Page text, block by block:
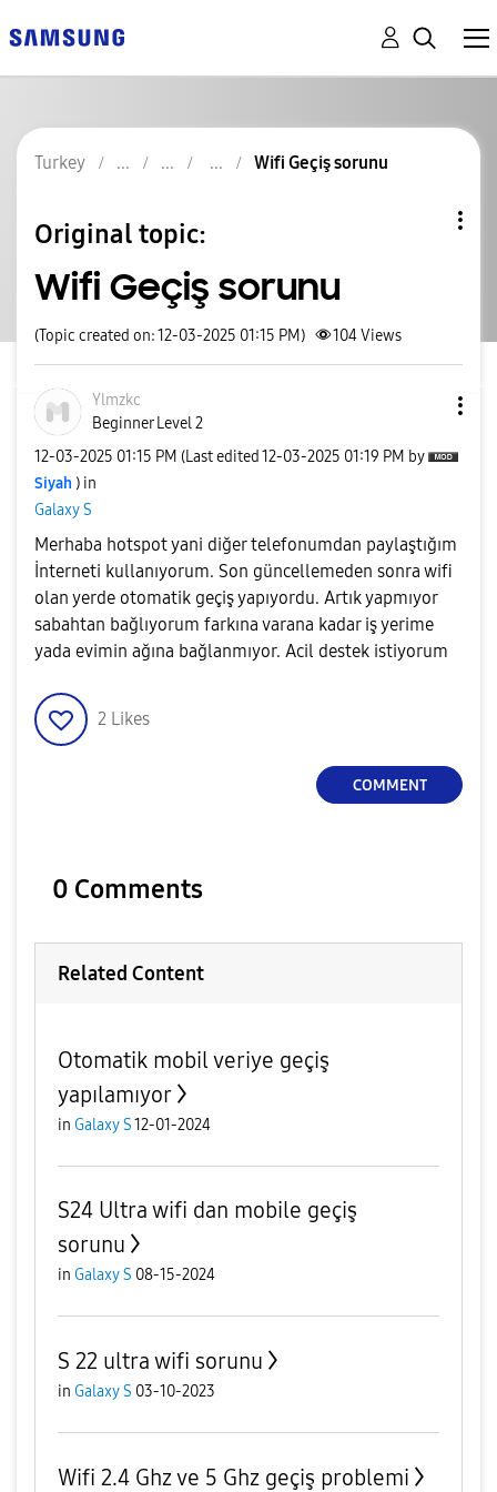
Turkey Wifi Geçiş sorunu
Original topic:
Wifi Geçiş sorunu
(Topic created on: 12-03-2025 01:15 PM) 104Views
Ylmzkc
Beginner Level 2
‎12-03-2025 01:15 PM (Last edited ‎12-03-2025 01:19 PM by
Siyah ) in
Galaxy S
Merhaba hotspot yani diğer telefonumdan paylaştığım
İnterneti kullanıyorum. Son güncellemeden sonra wifi
olan yerde otomatik geçiş yapıyordu. Artık yapmıyor
sabahtan bağlıyorum farkına varana kadar iş yerime
yada evimin ağına bağlanmıyor. Acil destek istiyorum
2 Likes
COMMENT
0 Comments
Related Content
Otomatik mobil veriye geçiş
yapılamıyor
in Galaxy S12-01-2024
S24 Ultra wifi dan mobile geçiş
sorunu
in Galaxy S 08-15-2024
S 22 ultra wifi sorunu
in Galaxy S 03-10-2023
Wifi 2.4 Ghz ve 5 Ghz geçiş problemi